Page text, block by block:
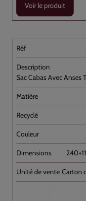
Voir le produit
Sac Cabas Avec Anses
Carton